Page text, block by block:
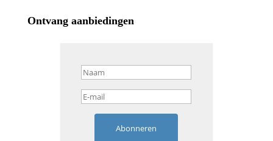
Ontvang aanbiedingen
Abonneren